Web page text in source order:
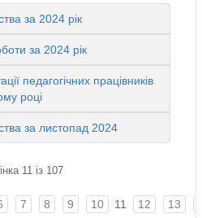
за 2024 рік
за 2024 рік
педагогічних працівників
році
за листопад 2024
11 із 107
7 8 9 10 11 12 13